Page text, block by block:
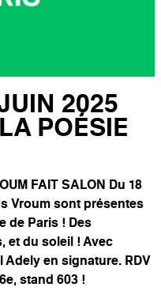
2025
POÉSIE
FAIT SALON Du 18
Vroum sont présentes
de Paris ! Des
et du soleil ! Avec
en signature. RDV
stand 603 !